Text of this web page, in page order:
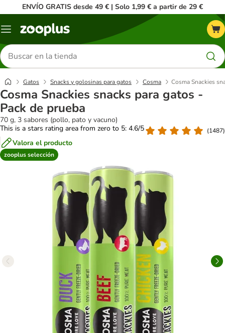
ENVÍO GRATIS desde 49 € | Solo 1,99 € a partir de 29 €
Menú
Buscar
productos
Gatos Snacks y golosinas para gatos Cosma Cosma Snackies
Cosma Snackies snacks para gatos -
Pack de prueba
70 g, 3 sabores (pollo, pato y vacuno)
This is a stars rating area from zero to 5: 4.6/5
(1487)
Valora el producto
zooplus selección